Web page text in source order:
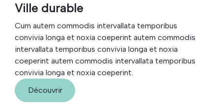
Ville durable
Cum autem commodis intervallata temporibus
convivia longa et noxia coeperint autem commodis
intervallata temporibus convivia longa et noxia
coeperint autem commodis intervallata temporibus
convivia longa et noxia coeperint.
Découvrir